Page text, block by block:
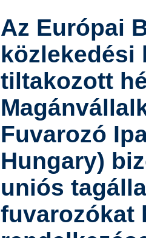
Az Európai
közlekedési
tiltakozott
Fuvarozó
Hungary)
uniós
fuvarozókat